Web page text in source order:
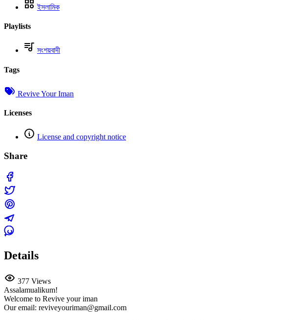
ইসলামিক
Playlists
সংশয়বাদী
Tags
Revive Your Iman
Licenses
License and copyright notice
Share
Details
377 Views
Assalamualikum!
Welcome to Revive your iman
Our email: reviveyouriman@gmail.com